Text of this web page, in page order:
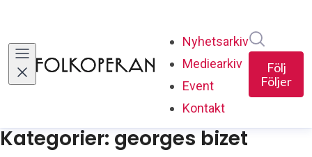
Nyhetsarkiv
Mediearkiv
Event
Kontakt
Följ
Följer
Kategorier: georges bizet